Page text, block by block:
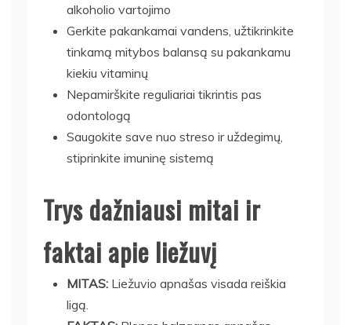
alkoholio vartojimo
Gerkite pakankamai vandens, užtikrinkite
tinkamą mitybos balansą su pakankamu
kiekiu vitaminų
Nepamirškite reguliariai tikrintis pas
odontologą
Saugokite save nuo streso ir uždegimų,
stiprinkite imuninę sistemą
Trys dažniausi mitai ir
faktai apie liežuvį
MITAS: Liežuvio apnašas visada reiškia
ligą.